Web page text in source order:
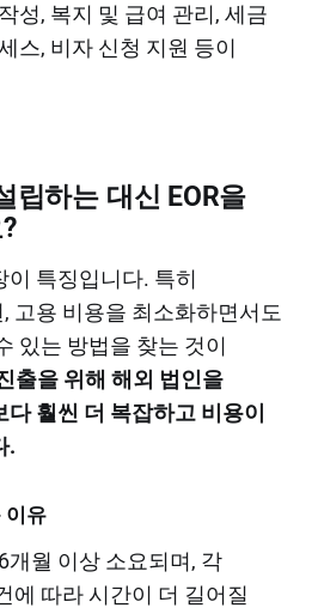
성, 복지 및 급여 관리, 세금
스, 비자 신청 지원 등이
립하는 대신 EOR을
특징입니다. 특히
고용 비용을 최소화하면서도
있는 방법을 찾는 것이
출을 위해 해외 법인을
훨씬 더 복잡하고 비용이
.
이유
개월 이상 소요되며, 각
에 따라 시간이 더 길어질